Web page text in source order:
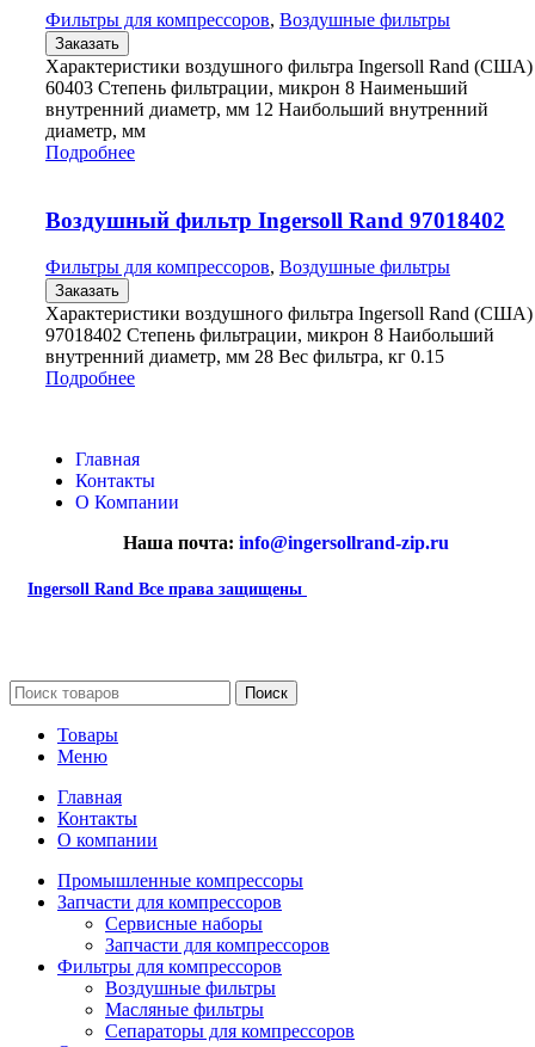
Фильтры для компрессоров, Воздушные фильтры
Заказать
Характеристики воздушного фильтра Ingersoll Rand (США)
60403 Степень фильтрации, микрон 8 Наименьший
внутренний диаметр, мм 12 Наибольший внутренний
диаметр, мм
Подробнее
Воздушный фильтр Ingersoll Rand 97018402
Фильтры для компрессоров, Воздушные фильтры
Заказать
Характеристики воздушного фильтра Ingersoll Rand (США)
97018402 Степень фильтрации, микрон 8 Наибольший
внутренний диаметр, мм 28 Вес фильтра, кг 0.15
Подробнее
Главная
Контакты
О Компании
Наша почта: info@ingersollrand-zip.ru
Ingersoll Rand Все права защищены
Поиск
Товары
Меню
Главная
Контакты
О компании
Промышленные компрессоры
Запчасти для компрессоров
Сервисные наборы
Запчасти для компрессоров
Фильтры для компрессоров
Воздушные фильтры
Масляные фильтры
Сепараторы для компрессоров